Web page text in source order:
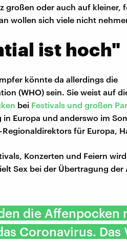
großen oder auch auf kleiner,
wollen sich viele nicht
ist hoch"
könnte da allerdings die
(WHO) sein. Sie weist auf
bei Festivals und großen
Europa und anderswo im
für Europa,
Konzerten und Feiern
Sex bei der Übertragung
die Affenpocken
Coronavirus.